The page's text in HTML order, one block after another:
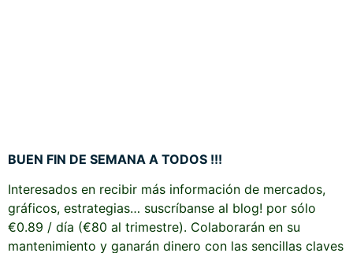
BUEN FIN DE SEMANA A TODOS !!!
Interesados en recibir más información de mercados,
gráficos, estrategias… suscríbanse al blog! por sólo
€0.89 / día (€80 al trimestre). Colaborarán en su
mantenimiento y ganarán dinero con las sencillas claves